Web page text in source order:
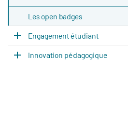
Les open badges
Engagement étudiant
Innovation pédagogique